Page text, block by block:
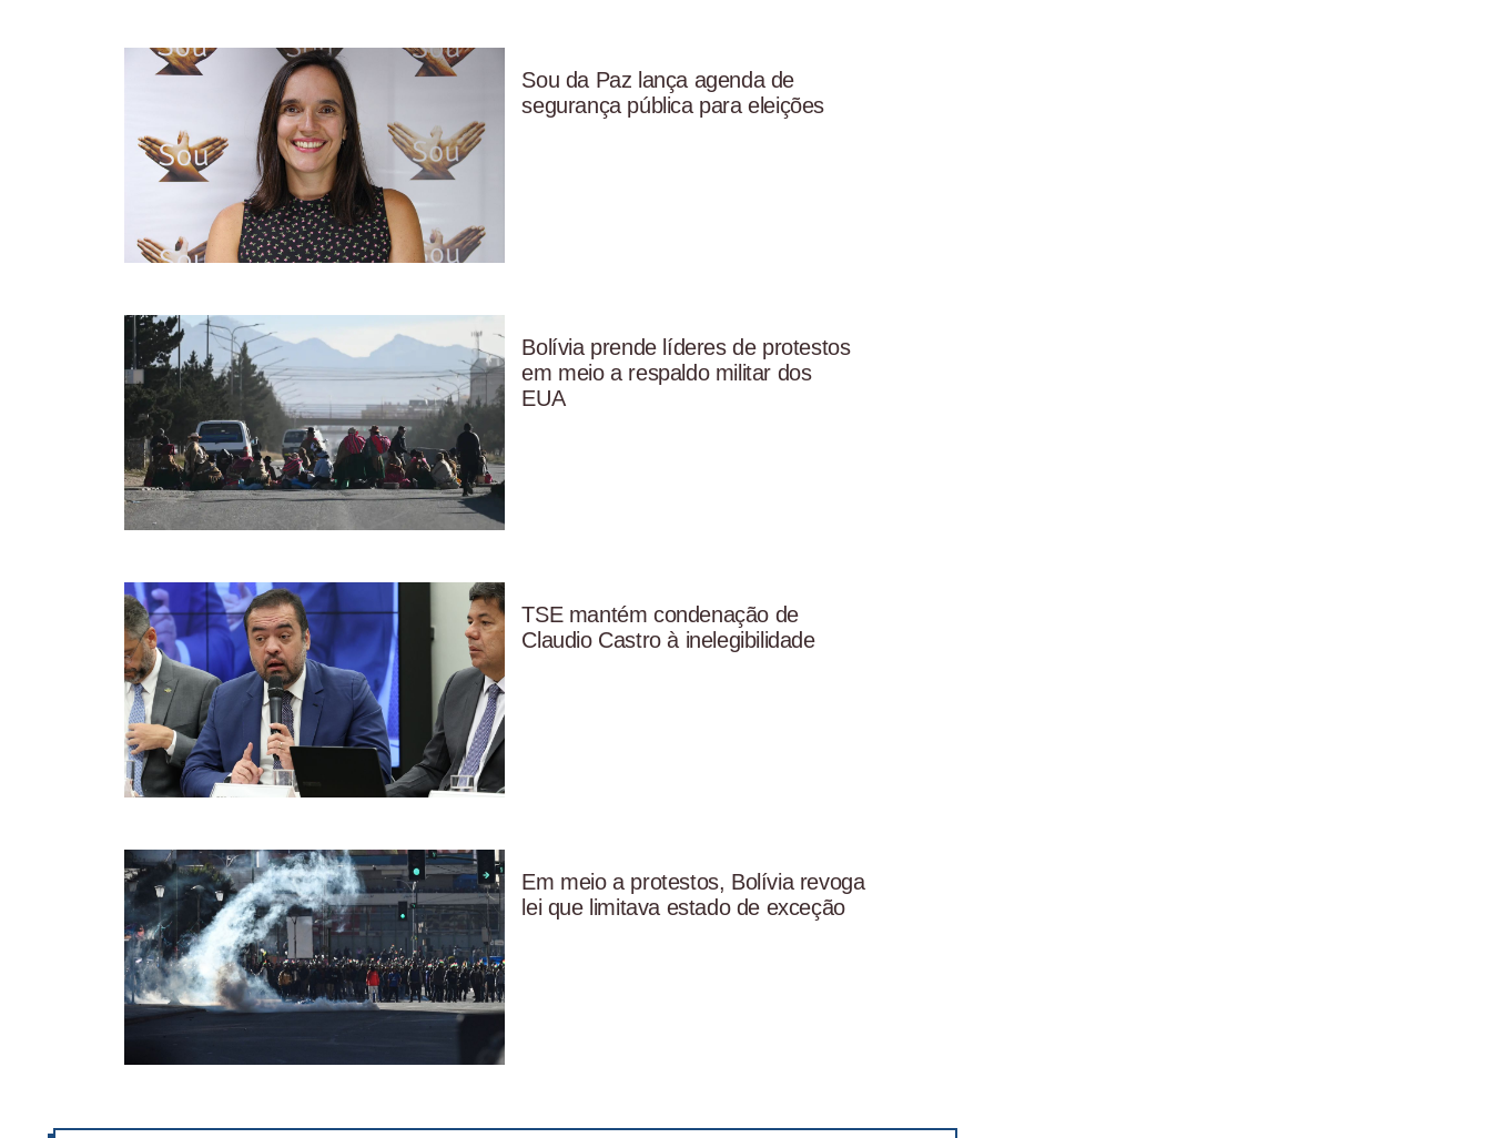
Sou da Paz lança agenda de
segurança pública para eleições
Bolívia prende líderes de protestos
em meio a respaldo militar dos
EUA
TSE mantém condenação de
Claudio Castro à inelegibilidade
Em meio a protestos, Bolívia revoga
lei que limitava estado de exceção